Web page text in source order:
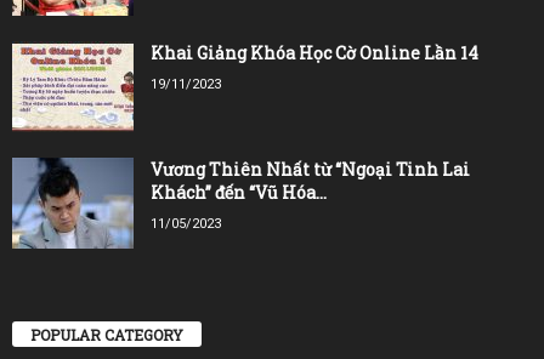
Khai Giảng Khóa Học Cờ Online Lần 14
19/11/2023
Vương Thiên Nhất từ “Ngoại Tinh Lai
Khách” đến “Vũ Hóa...
11/05/2023
POPULAR CATEGORY